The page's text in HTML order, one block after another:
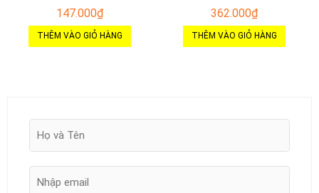
147.000₫
THÊM VÀO GIỎ HÀNG
362.000₫
THÊM VÀO GIỎ HÀNG